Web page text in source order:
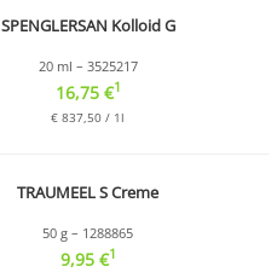
SPENGLERSAN Kolloid G
20 ml – 3525217
16,75 €1
€ 837,50 / 1l
TRAUMEEL S Creme
50 g – 1288865
9,95 €1